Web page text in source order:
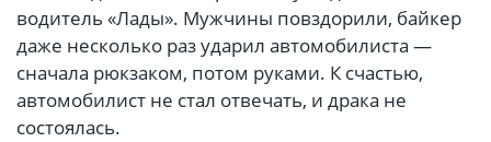
водитель «Лады». Мужчины повздорили, байкер
даже несколько раз ударил автомобилиста —
сначала рюкзаком, потом руками. К счастью,
автомобилист не стал отвечать, и драка не
состоялась.